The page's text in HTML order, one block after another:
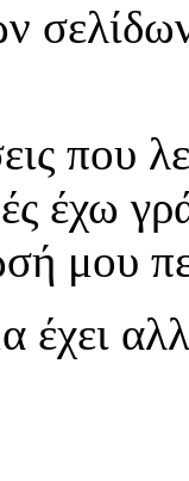
που
έχω
μου
έχει